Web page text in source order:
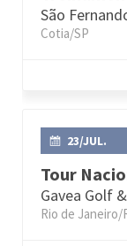
São
Cotia/SP
23/JUL.
Tour
Gavea Golf
Rio de Janeiro/